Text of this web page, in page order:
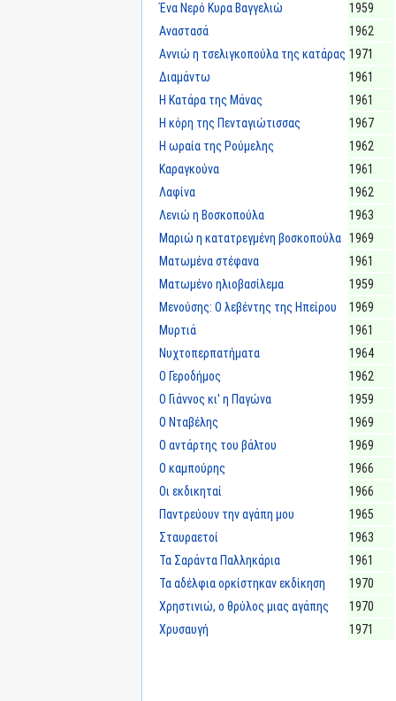
Ένα Νερό Κυρα Βαγγελιώ
1959
Αναστασά
1962
Αννιώ η τσελιγκοπούλα της κατάρας 1971
Διαμάντω
1961
Η Κατάρα της Μάνας
1961
Η κόρη της Πενταγιώτισσας
1967
Η ωραία της Ρούμελης
1962
Καραγκούνα
1961
Λαφίνα
1962
Λενιώ η Βοσκοπούλα
1963
Μαριώ η κατατρεγμένη βοσκοπούλα 1969
Ματωμένα στέφανα
1961
Ματωμένο ηλιοβασίλεμα
1959
Μενούσης: Ο λεβέντης της Ηπείρου
1969
Μυρτιά
1961
Νυχτοπερπατήματα
1964
Ο Γεροδήμος
1962
Ο Γιάννος κι' η Παγώνα
1959
Ο Νταβέλης
1969
Ο αντάρτης του βάλτου
1969
Ο καμπούρης
1966
Οι εκδικηταί
1966
Παντρεύουν την αγάπη μου
1965
Σταυραετοί
1963
Τα Σαράντα Παλληκάρια
1961
Τα αδέλφια ορκίστηκαν εκδίκηση
1970
Χρηστινιώ, ο θρύλος μιας αγάπης
1970
Χρυσαυγή
1971